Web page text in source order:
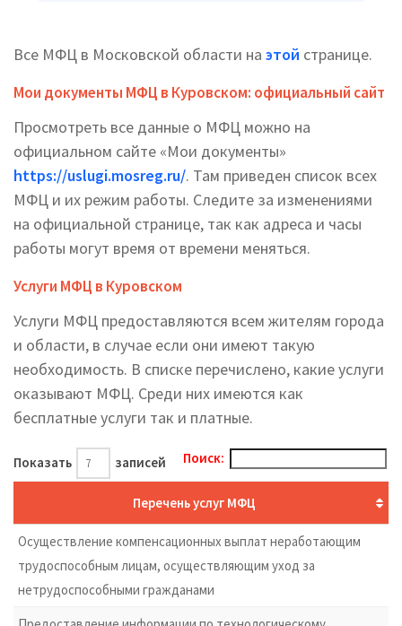
Все МФЦ в Московской области на этой странице.
Мои документы МФЦ в Куровском: официальный сайт
Просмотреть все данные о МФЦ можно на
официальном сайте «Мои документы»
https://uslugi.mosreg.ru/. Там приведен список всех
МФЦ и их режим работы. Следите за изменениями
на официальной странице, так как адреса и часы
работы могут время от времени меняться.
Услуги МФЦ в Куровском
Услуги МФЦ предоставляются всем жителям города
и области, в случае если они имеют такую
необходимость. В списке перечислено, какие услуги
оказывают МФЦ. Среди них имеются как
бесплатные услуги так и платные.
Показать записей Поиск:
Перечень услуг МФЦ
Осуществление компенсационных выплат неработающим
трудоспособным лицам, осуществляющим уход за
нетрудоспособными гражданами